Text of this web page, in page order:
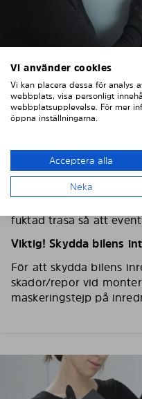
2. TVÄTTA OCH
Tvätta och torka
gärna fönsterputs och
fuktad trasa så att
Viktig! Skydda bilens
För att skydda bilens
skador/repor vid
maskeringstejp på
Vi använder cookies
Vi kan placera dessa för analys
webbplats, visa personligt
webbplatsupplevelse. För mer
öppna inställningarna.
Acceptera alla
Neka